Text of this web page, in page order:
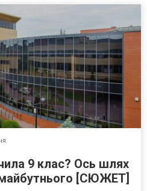
9 клас? Ось шлях
[СЮЖЕТ]